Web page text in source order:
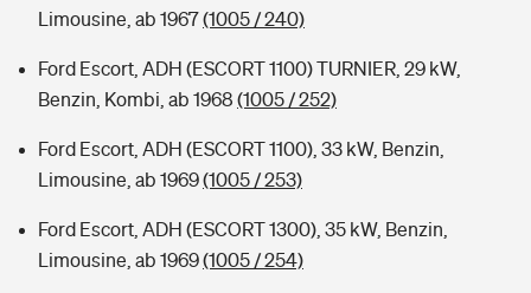
Limousine, ab 1967(1005 / 240)
Ford Escort, ADH (ESCORT 1100) TURNIER, 29 kW,
Benzin, Kombi, ab 1968 (1005 / 252)
Ford Escort, ADH (ESCORT 1100), 33 kW, Benzin,
Limousine, ab 1969(1005 / 253)
Ford Escort, ADH (ESCORT 1300), 35 kW, Benzin,
Limousine, ab 1969(1005 / 254)